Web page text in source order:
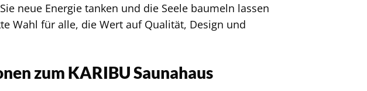
neue Energie tanken und die Seele baumeln lassen
Wahl für alle, die Wert auf Qualität, Design und
zum KARIBU Saunahaus